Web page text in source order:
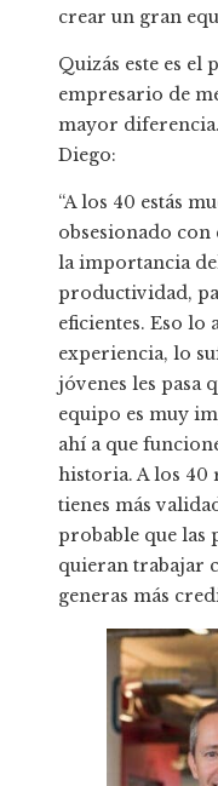
crear un gran
Quizás este es el
empresario de
mayor
Diego:
“A los 40 estás
obsesionado con
la importancia
productividad,
eficientes. Eso lo
experiencia, lo
jóvenes les pasa
equipo es muy
ahí a que
historia. A los 40
tienes más
probable que las
quieran trabajar
generas más